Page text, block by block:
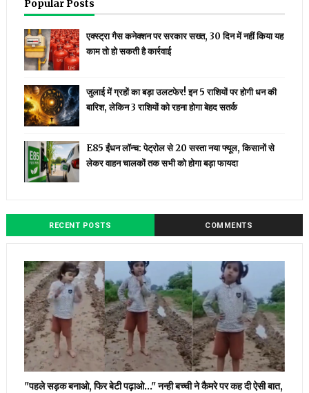
Popular Posts
एक्स्ट्रा गैस कनेक्शन पर सरकार सख्त, 30 दिन में नहीं किया यह
काम तो हो सकती है कार्रवाई
जुलाई में ग्रहों का बड़ा उलटफेर! इन 5 राशियों पर होगी धन की
बारिश, लेकिन 3 राशियों को रहना होगा बेहद सतर्क
E85 ईंधन लॉन्च: पेट्रोल से ₹20 सस्ता नया फ्यूल, किसानों से
लेकर वाहन चालकों तक सभी को होगा बड़ा फायदा
RECENT POSTS COMMENTS
"पहले सड़क बनाओ, फिर बेटी पढ़ाओ..." नन्ही बच्ची ने कैमरे पर कह दी ऐसी बात,